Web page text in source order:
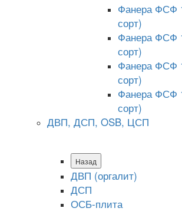
Фанера ФСФ
сорт)
Фанера ФСФ
сорт)
Фанера ФСФ
сорт)
Фанера ФСФ
сорт)
ДВП, ДСП, OSB, ЦСП
Назад
ДВП (оргалит)
ДСП
ОСБ-плита